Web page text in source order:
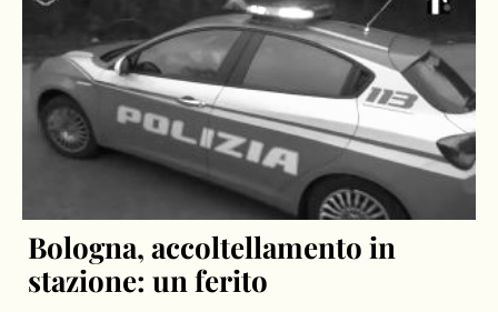
Bologna, accoltellamento in
stazione: un ferito